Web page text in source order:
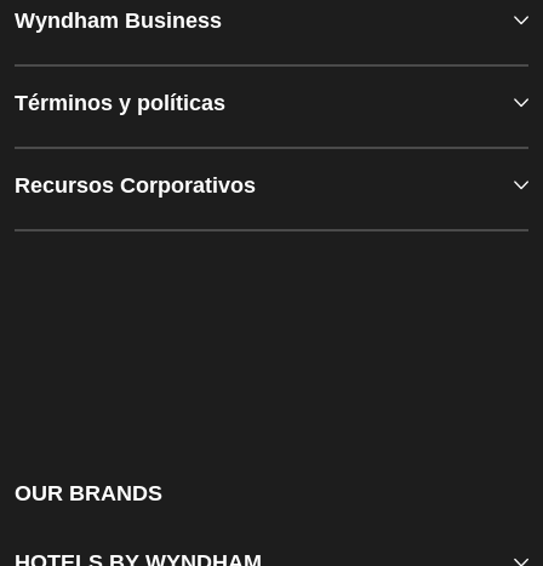
Wyndham Business
Términos y políticas
Recursos Corporativos
OUR BRANDS